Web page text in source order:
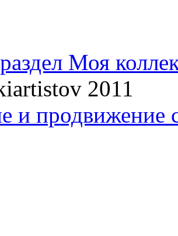
Моя
2011
и продвижение